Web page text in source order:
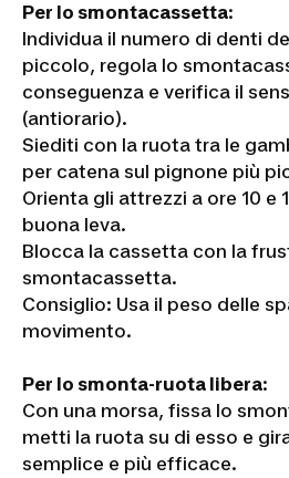
Per lo smontacassetta:
Individua il numero di denti
piccolo, regola lo
conseguenza e verifica il
(antiorario).
Siediti con la ruota tra le
per catena sul pignone più
Orienta gli attrezzi a ore 10 e
buona leva.
Blocca la cassetta con la
smontacassetta.
Consiglio: Usa il peso delle
movimento.
Per lo smonta-ruota libera:
Con una morsa, fissa lo
metti la ruota su di esso e
semplice e più efficace.